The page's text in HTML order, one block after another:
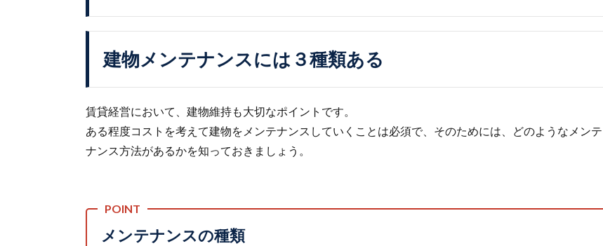
建物メンテナンスには３種類ある
賃貸経営において、建物維持も大切なポイントです。
ある程度コストを考えて建物をメンテナンスしていくことは必須で、そのためには、どのようなメンテ
ナンス方法があるかを知っておきましょう。
メンテナンスの種類